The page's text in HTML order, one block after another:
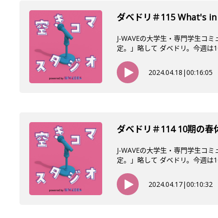
ダべドリ＃115 What's in
J-WAVEの大学生・専門学生コ
定。」略して ダベドリ。今週は
2024.04.18 |00:16:05
ダべドリ＃114 10期の春
J-WAVEの大学生・専門学生コ
定。」略して ダベドリ。今週は
2024.04.17|00:10:32